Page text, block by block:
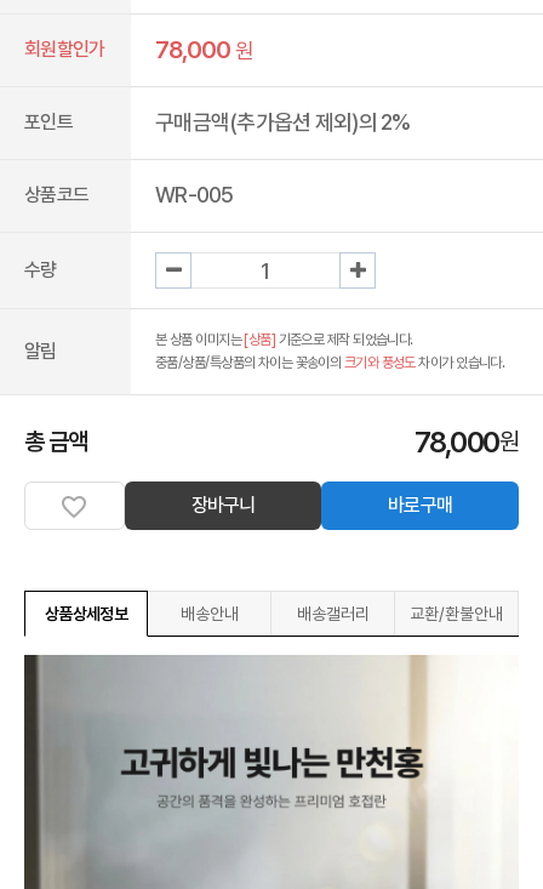
회원할인가 78,000원
포인트 구매금액(추가옵션 제외)의 2%
상품코드 WR-005
수량
알림 본 상품 이미지는 [상품] 기준으로 제작 되었습니다.
중품/상품/특상품의 차이는 꽃송이의 크기와 풍성도차이가 있습니다.
총 금액 78,000원
장바구니 바로구매
상품상세정보 배송안내 배송갤러리 교환/환불안내